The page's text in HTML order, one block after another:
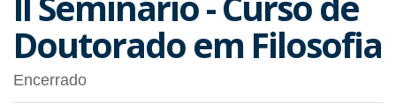
Doutorado em Filosofia
Encerrado